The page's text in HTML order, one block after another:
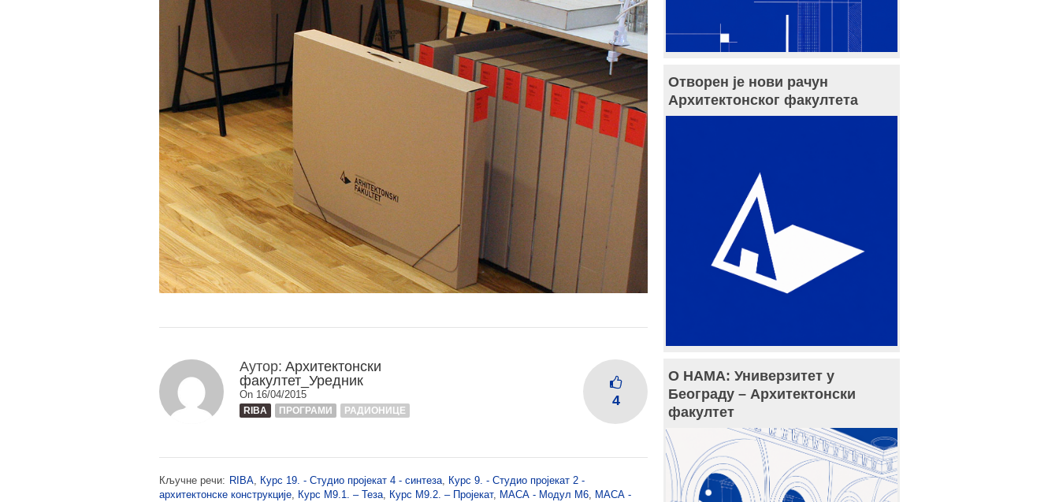
Аутор: Архитектонски
факултет_Уредник
On 16/04/2015
RIBA ПРОГРАМИ РАДИОНИЦЕ
4
Кључне речи: RIBA, Курс 19. - Студио пројекат 4 - синтеза, Курс 9. - Студио пројекат 2 -
архитектонске конструкције, Курс М9.1. – Теза, Курс М9.2. – Пројекат, МАСА - Модул М6, МАСА -
Отворен је нови рачун
Архитектонског факултета
О НАМА: Универзитет у
Београду – Архитектонски
факултет